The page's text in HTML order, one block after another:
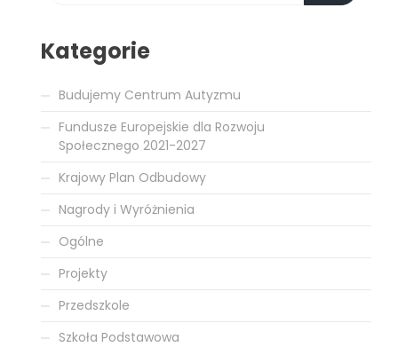
Kategorie
Budujemy Centrum Autyzmu
Fundusze Europejskie dla Rozwoju
Społecznego 2021-2027
Krajowy Plan Odbudowy
Nagrody i Wyróżnienia
Ogólne
Projekty
Przedszkole
Szkoła Podstawowa